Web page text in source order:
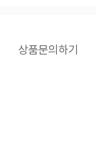
상품문의하기